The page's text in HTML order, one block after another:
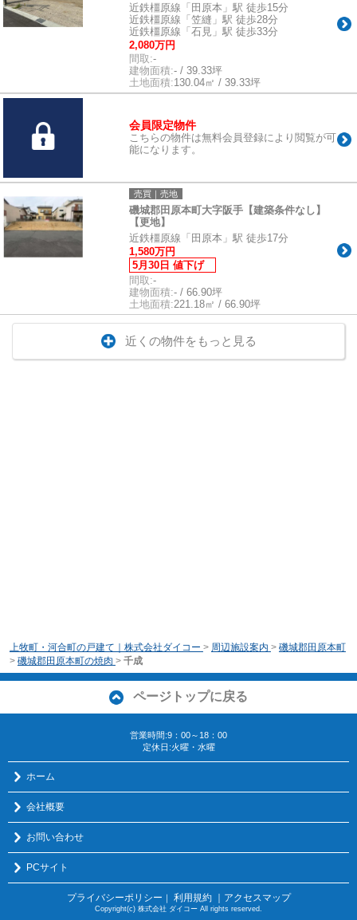
近鉄橿原線「田原本」駅 徒歩15分
近鉄橿原線「笠縫」駅 徒歩28分
近鉄橿原線「石見」駅 徒歩33分
2,080万円
間取:-
建物面積:- / 39.33坪
土地面積:130.04㎡ / 39.33坪
会員限定物件
こちらの物件は無料会員登録により閲覧が可
能になります。
売買｜売地
磯城郡田原本町大字阪手【建築条件なし】
【更地】
近鉄橿原線「田原本」駅 徒歩17分
1,580万円
5月30日 値下げ
間取:-
建物面積:- / 66.90坪
土地面積:221.18㎡ / 66.90坪
近くの物件をもっと見る
上牧町・河合町の戸建て｜株式会社ダイコー > 周辺施設案内 > 磯城郡田原本町
> 磯城郡田原本町の焼肉 > 千成
ページトップに戻る
営業時間:9：00～18：00
定休日:火曜・水曜
ホーム
会社概要
お問い合わせ
PCサイト
プライバシーポリシー ｜ 利用規約 ｜アクセスマップ
Copyright(c) 株式会社 ダイコー All rights reserved.